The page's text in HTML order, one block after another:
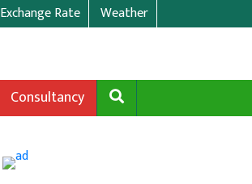
Exchange Rate Weather
Consultancy